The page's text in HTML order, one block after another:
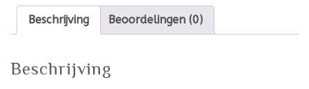
Beschrijving Beoordelingen (0)
Beschrijving